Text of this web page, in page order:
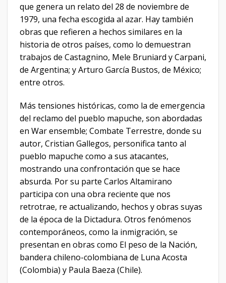
que genera un relato del 28 de noviembre de
1979, una fecha escogida al azar. Hay también
obras que refieren a hechos similares en la
historia de otros países, como lo demuestran
trabajos de Castagnino, Mele Bruniard y Carpani,
de Argentina; y Arturo García Bustos, de México;
entre otros.
Más tensiones históricas, como la de emergencia
del reclamo del pueblo mapuche, son abordadas
en War ensemble; Combate Terrestre, donde su
autor, Cristian Gallegos, personifica tanto al
pueblo mapuche como a sus atacantes,
mostrando una confrontación que se hace
absurda. Por su parte Carlos Altamirano
participa con una obra reciente que nos
retrotrae, re actualizando, hechos y obras suyas
de la época de la Dictadura. Otros fenómenos
contemporáneos, como la inmigración, se
presentan en obras como El peso de la Nación,
bandera chileno-colombiana de Luna Acosta
(Colombia) y Paula Baeza (Chile).